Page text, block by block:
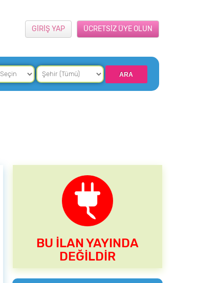
ÜCRETSİZ ÜYE OLUN
GİRİŞ YAP
BU İLAN YAYINDA
DEĞİLDİR